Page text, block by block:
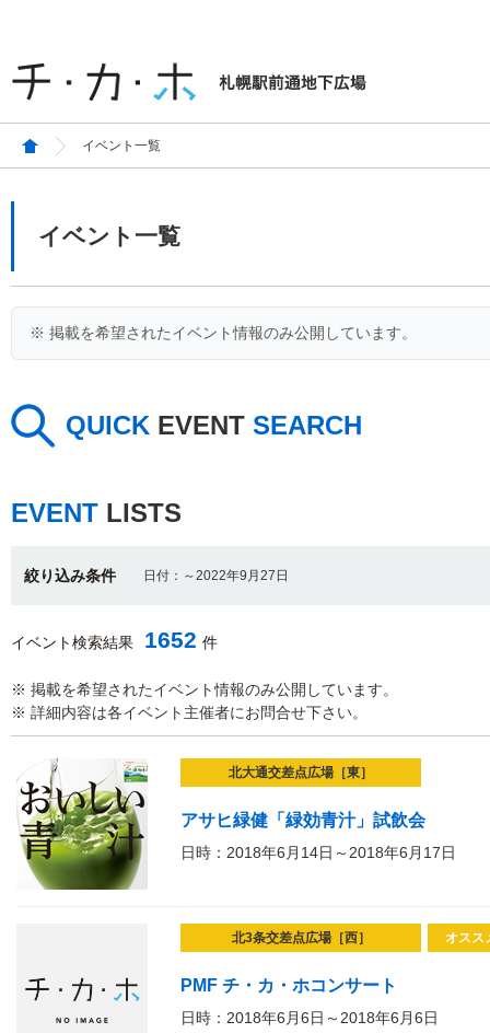
イベント一覧
イベント一覧
※ 掲載を希望されたイベント情報のみ公開しています。
QUICK EVENT SEARCH
EVENT LISTS
絞り込み条件 日付：～2022年9月27日
イベント検索結果 1652 件
※ 掲載を希望されたイベント情報のみ公開しています。
※ 詳細内容は各イベント主催者にお問合せ下さい。
北大通交差点広場［東］
アサヒ緑健「緑効青汁」試飲会
日時：2018年6月14日～2018年6月17日
北3条交差点広場［西］ オスス
PMF チ・カ・ホコンサート
日時：2018年6月6日～2018年6月6日